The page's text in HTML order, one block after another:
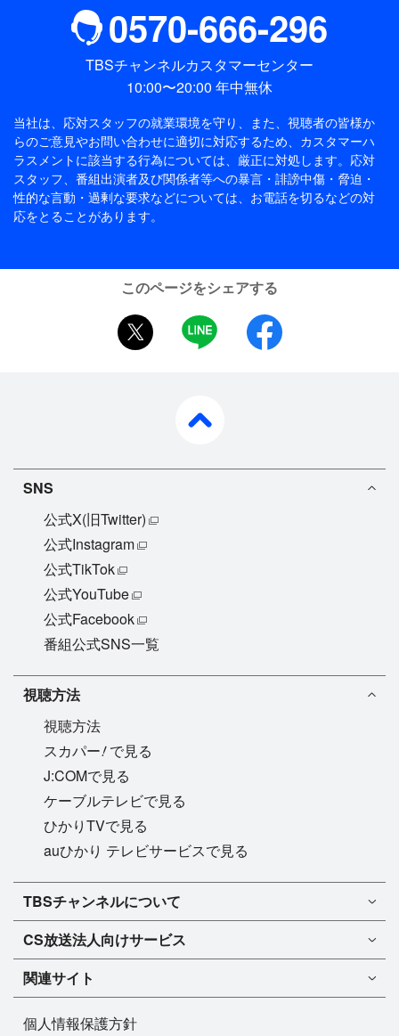
0570-666-296
TBSチャンネルカスタマーセンター
10:00〜20:00 年中無休
当社は、応対スタッフの就業環境を守り、また、視聴者の皆様か
らのご意見やお問い合わせに適切に対応するため、 カスタマーハ
ラスメントに該当する行為については、厳正に対処します。応対
スタッフ、番組出演者及び関係者等への暴言・誹謗中傷・脅迫・
性的な言動・過剰な要求などについては、お電話を切るなどの対
応をとることがあります。
このページをシェアする
twitter
LINE
SNS
公式X(旧Twitter)
公式Instagram
公式TikTok
公式YouTube
公式Facebook
番組公式SNS一覧
視聴方法
視聴方法
スカパー!で見る
J:COMで見る
ケーブルテレビで見る
ひかりTVで見る
auひかり テレビサービスで見る
TBSチャンネル1
TBSチャンネル2
マンスリーガイド［PDF］
TBSチャンネルについて
TBSチャンネルについて
FAQ・よくあるご質問
インフォメーション
プレゼント
CS放送法人向けサービス
法人向けサービスについて
TBSチャンネル1
TBSチャンネル2
今月放送
ドラマ
バラエティ
音楽
関連サイト
個人情報保護方針